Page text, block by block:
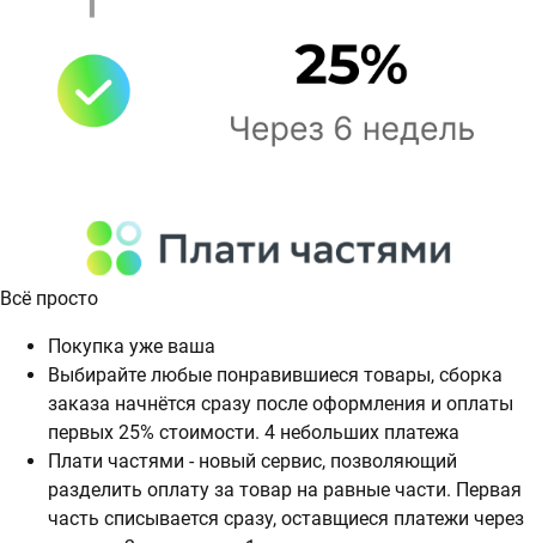
Всё просто
Покупка уже ваша
Выбирайте любые понравившиеся товары, сборка
заказа начнётся сразу после оформления и оплаты
первых 25% стоимости. 4 небольших платежа
Плати частями - новый сервис, позволяющий
разделить оплату за товар на равные части. Первая
часть списывается сразу, оставщиеся платежи через